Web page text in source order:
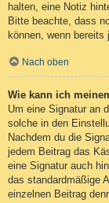
halten, eine Notiz
Bitte beachte, dass
können, wenn bereits
Nach oben
Wie kann ich
Um eine Signatur an
solche in den
Nachdem du die
jedem Beitrag das
eine Signatur auch
das standardmäßige
einzelnen Beitrag